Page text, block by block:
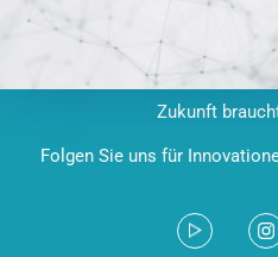
Zukunft
Folgen Sie uns für